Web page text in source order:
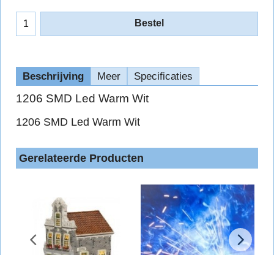
Bestel
Beschrijving Meer Specificaties
1206 SMD Led Warm Wit
1206 SMD Led Warm Wit
Gerelateerde Producten